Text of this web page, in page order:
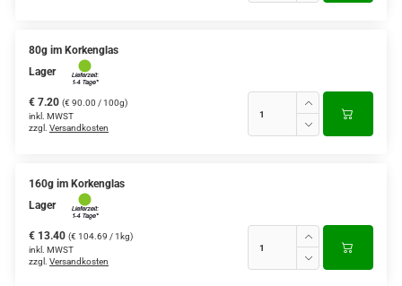
80g im Korkenglas
Lager
€ 7.20 (€ 90.00 / 100g)
inkl. MWST
zzgl. Versandkosten
160g im Korkenglas
Lager
€ 13.40 (€ 104.69 / 1kg)
inkl. MWST
zzgl. Versandkosten